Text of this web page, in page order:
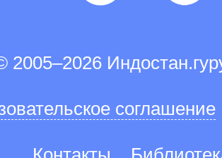
2005–2026
соглашение